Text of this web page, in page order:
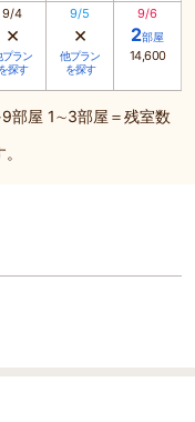
9/4
×
プラン
を探す
9/5
×
他プラン
を探す
9/6
2部屋
14,600
部屋 1∼3部屋＝残室数